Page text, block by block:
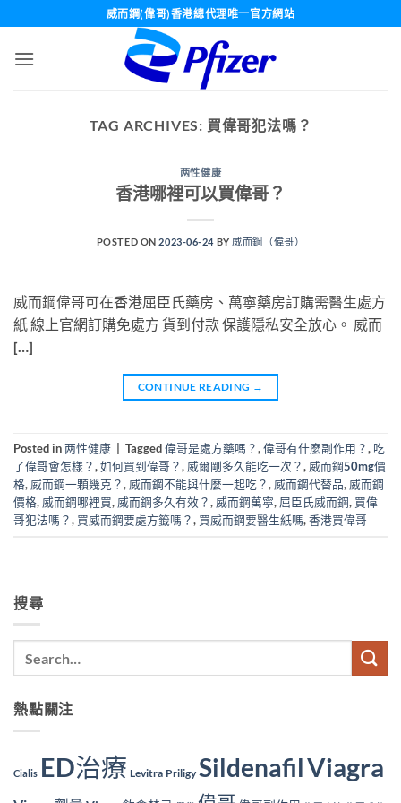
content
威而鋼(偉哥)香港總代理唯一官方網站
TAG ARCHIVES: 買偉哥犯法嗎？
两性健康
香港哪裡可以買偉哥？
POSTED ON2023-06-24 BY 威而鋼（偉哥）
威而鋼偉哥可在香港屈臣氏藥房、萬寧藥房訂購需醫生處方
紙 線上官網訂購免處方 貨到付款 保護隱私安全放心。 威而
[…]
CONTINUE READING →
Posted in两性健康 Tagged偉哥是處方藥嗎？,偉哥有什麼副作用？, 吃
了偉哥會怎樣？,如何買到偉哥？, 威爾剛多久能吃一次？, 威而鋼50mg價
格, 威而鋼一顆幾克？, 威而鋼不能與什麼一起吃？, 威而鋼代替品, 威而鋼
價格, 威而鋼哪裡買, 威而鋼多久有效？, 威而鋼萬寧, 屈臣氏威而鋼, 買偉
哥犯法嗎？, 買威而鋼要處方籤嗎？, 買威而鋼要醫生紙嗎,香港買偉哥
搜尋
熱點關注
Cialis ED治療 Levitra Priligy SildenafilViagra